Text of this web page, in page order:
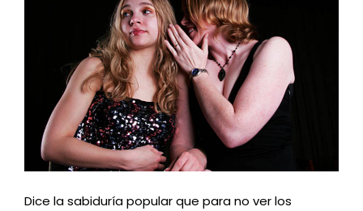
Dice la sabiduría popular que para no ver los